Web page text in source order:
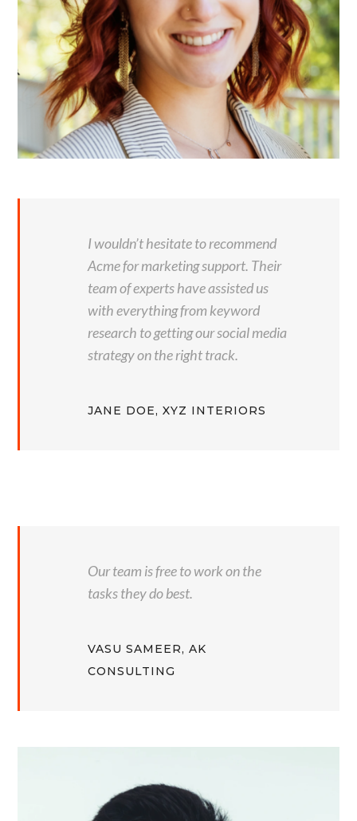
I wouldn’t hesitate to recommend
Acme for marketing support. Their
team of experts have assisted us
with everything from keyword
research to getting our social media
strategy on the right track.
JANE DOE, XYZ INTERIORS
Our team is free to work on the
tasks they do best.
VASU SAMEER, AK
CONSULTING